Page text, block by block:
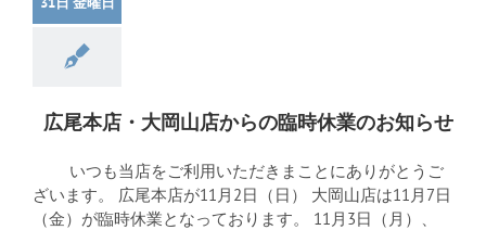
広尾本店・大岡山店からの臨時休業のお知らせ
いつも当店をご利用いただきまことにありがとうご
ざいます。 広尾本店が11月2日（日） 大岡山店は11月7日
（金）が臨時休業となっております。 11月3日（月）、